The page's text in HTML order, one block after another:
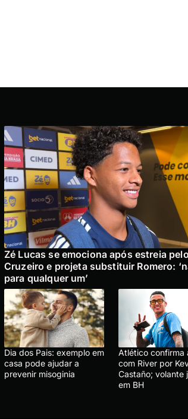
Zé Lucas se emociona após estreia pelo
Cruzeiro e projeta substituir Romero:
para qualquer um’
Dia dos Pais: exemplo em
casa pode ajudar a
prevenir misoginia
Atlético confirma
com River por
Castaño; volante
em BH